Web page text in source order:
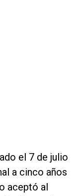
el 7 de julio
a cinco años
aceptó al